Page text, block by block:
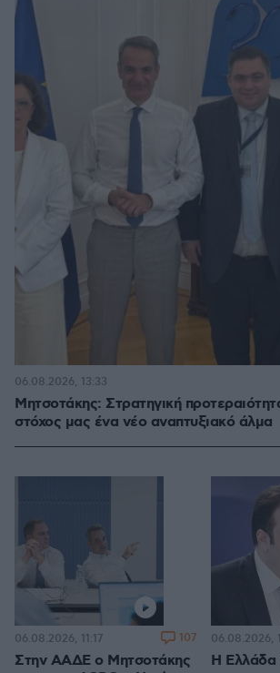
Μητσοτάκης: Στρατηγική
στόχος μας ένα νέο αναπτυξιακό άλμα
06.08.2026, 13:33
Στην ΑΑΔΕ ο Μητσοτάκης
06.08.2026, 11:17 107
Η Ελλάδα
06.08.2026,